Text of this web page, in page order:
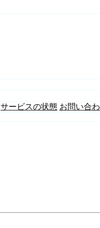
サービスの状態 お問い合